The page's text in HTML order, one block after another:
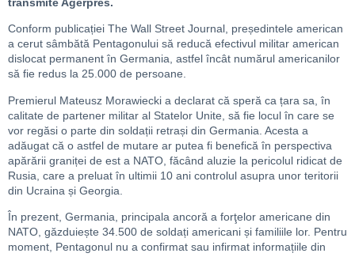
Conform publicației The Wall Street Journal, președintele american
a cerut sâmbătă Pentagonului să reducă efectivul militar american
dislocat permanent în Germania, astfel încât numărul americanilor
să fie redus la 25.000 de persoane.
Premierul Mateusz Morawiecki a declarat că speră ca țara sa, în
calitate de partener militar al Statelor Unite, să fie locul în care se
vor regăsi o parte din soldații retrași din Germania. Acesta a
adăugat că o astfel de mutare ar putea fi benefică în perspectiva
apărării graniței de est a NATO, făcând aluzie la pericolul ridicat de
Rusia, care a preluat în ultimii 10 ani controlul asupra unor teritorii
din Ucraina și Georgia.
În prezent, Germania, principala ancoră a forţelor americane din
NATO, găzduiește 34.500 de soldați americani și familiile lor. Pentru
moment, Pentagonul nu a confirmat sau infirmat informațiile din